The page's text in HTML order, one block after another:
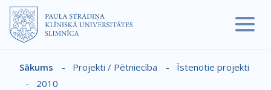
Pārlekt uz galveno saturu
Atpakaļceļš
Sākums - Projekti / Pētniecība -
Īstenotie projekti
-
2010